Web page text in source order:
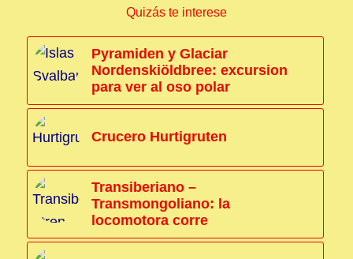
Quizás te interese
Pyramiden y Glaciar
Nordenskiöldbree: excursion
para ver al oso polar
Crucero Hurtigruten
Transiberiano –
Transmongoliano: la
locomotora corre